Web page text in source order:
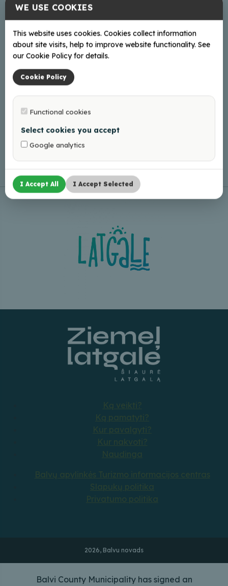
Ką veikti?
Ką pamatyti?
Kur pavalgyti?
Kur nakvoti?
Naudinga
Balvų apylinkės Turizmo informacijos centras
Slapukų politika
Privatumo politika
2026, Balvu novads
Balvi County Municipality has signed an
WE USE COOKIES
This website uses cookies. Cookies collect information
about site visits, help to improve website functionality. See
our Cookie Policy for details.
Cookie Policy
Functional cookies
Select cookies you accept
Google analytics
I Accept All I Accept Selected